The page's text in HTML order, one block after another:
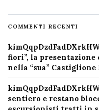
COMMENTI RECENTI
fiori”, la
nella “sua”
sentiero e restano